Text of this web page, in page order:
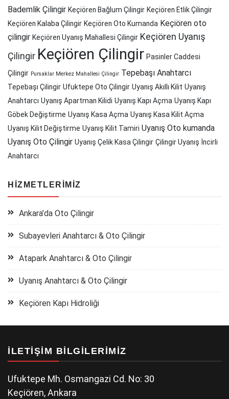
Bademlik Çilingir Keçiören Bağlum Çilingir Keçiören Etlik Çilingir
Keçiören Kalaba Çilingir Keçiören Oto Kumanda Keçiören oto
çilingir Keçiören Uyanış Mahallesi Çilingir Keçiören Uyanış
Çilingir Keçiören Çilingir Pasinler Caddesi
Çilingir Pursaklar Merkez Mahallesi Çilingir Tepebaşı Anahtarcı
Tepebaşı Çilingir Ufuktepe Oto Çilingir Uyanış Akıllı Kilit Uyanış
Anahtarcı Uyanış Apartman Kilidi Uyanış Kapı Açma Uyanış Kapı
Göbek Değiştirme Uyanış Kasa Açma Uyanış Kasa Kilit Açma
Uyanış Kilit Değiştirme Uyanış Kilit Tamiri Uyanış Oto kumanda
Uyanış Oto Çilingir Uyanış Çelik Kasa Çilingir Çilingir Uyanış İncirli
Anahtarcı
HIZMETLERIMIZ
Ankara’da Oto Çilingir
Subayevleri Anahtarcı & Oto Çilingir
Atapark Anahtarcı & Oto Çilingir
Uyanış Anahtarcı & Oto Çilingir
Keçiören Kapı Hidroliği
İLETIŞIM BILGILERIMIZ
Ufuktepe Mh. Osmangazi Cd. No: 30
Keçiören, Ankara